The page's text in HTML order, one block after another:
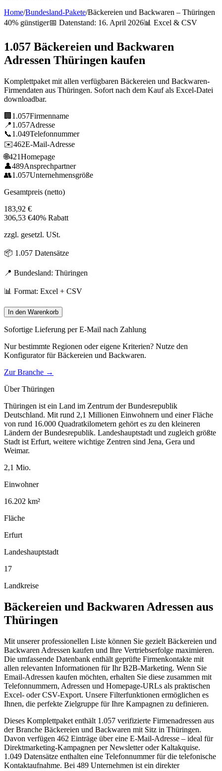
Home/Bundesland-Pakete/Bäckereien und Backwaren – Thüringen
40% günstiger📅 Datenstand: 16. April 2026📊 Excel & CSV
1.057 Bäckereien und Backwaren
Adressen Thüringen kaufen
Komplettpaket mit allen verfügbaren Bäckereien und Backwaren-
Firmendaten aus Thüringen. Sofort nach dem Kauf als Excel-Datei
downloadbar.
🏢 1.057Firmenname
📍1.057Adresse
📞1.049Telefonnummer
✉️462E-Mail-Adresse
🌐421Homepage
👤489Ansprechpartner
👥1.057Unternehmensgröße
Gesamtpreis (netto)
183,92 €
306,53 €40% Rabatt
zzgl. gesetzl. USt.
📦 1.057 Datensätze
📍 Bundesland: Thüringen
📊 Format: Excel + CSV
In den Warenkorb
Sofortige Lieferung per E-Mail nach Zahlung
Nur bestimmte Regionen oder eigene Kriterien? Nutze den
Konfigurator fürBäckereien und Backwaren.
Zur Branche →
ÜberThüringen
Thüringen ist ein Land im Zentrum der Bundesrepublik
Deutschland. Mit rund 2,1 Millionen Einwohnern und einer Fläche
von rund 16.000 Quadratkilometern gehört es zu den kleineren
Ländern der Bundesrepublik. Landeshauptstadt und zugleich größte
Stadt ist Erfurt, weitere wichtige Zentren sind Jena, Gera und
Weimar.
2,1 Mio.
Einwohner
16.202 km²
Fläche
Erfurt
Landeshauptstadt
17
Landkreise
Bäckereien und Backwaren Adressen aus
Thüringen
Mit unserer professionellen Liste können Sie gezielt Bäckereien und
Backwaren Adressen kaufen und Ihre Vertriebserfolge maximieren.
Die umfassende Datenbank enthält geprüfte Firmenkontakte mit
allen relevanten Informationen für Ihr B2B-Marketing. Wenn Sie
Email-Adressen kaufen möchten, erhalten Sie diese zusammen mit
Telefonnummern, Adressen und Homepage-URLs als praktischen
Excel- oder CSV-Export. Unsere Filterfunktionen ermöglichen es
Ihnen, die perfekte Zielgruppe für Ihre Kampagnen zu definieren.
Dieses Komplettpaket enthält 1.057 verifizierte Firmenadressen aus
der Branche Bäckereien und Backwaren mit Sitz in Thüringen.
Davon verfügen 462 Einträge über eine E-Mail-Adresse – ideal für
Direktmarketing-Kampagnen per Newsletter oder Kaltakquise.
1.049 Datensätze enthalten eine Telefonnummer für die telefonische
Kontaktaufnahme. Bei 489 Unternehmen ist ein direkter